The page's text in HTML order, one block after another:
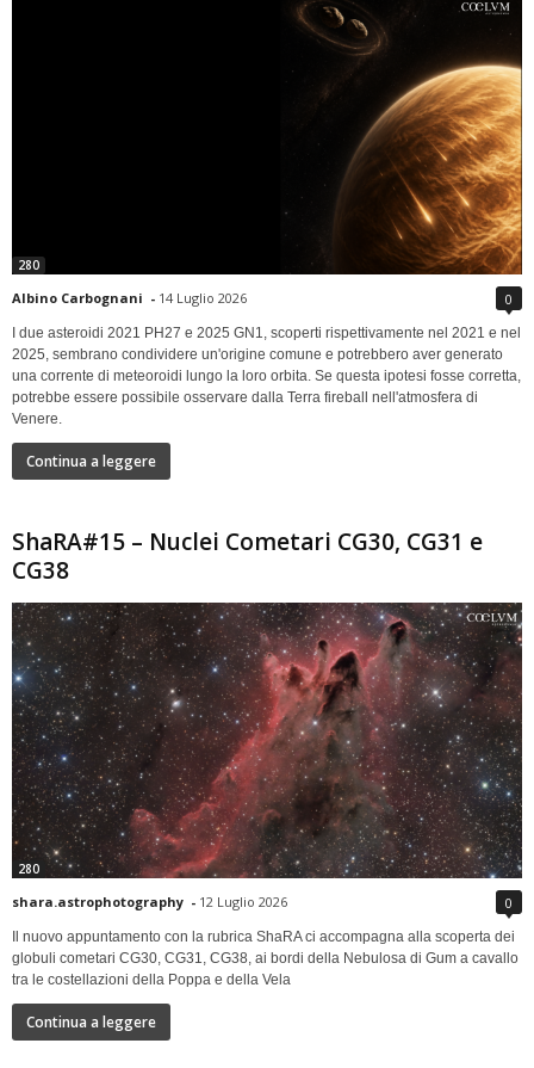
280
Albino Carbognani - 14 Luglio 2026 0
I due asteroidi 2021 PH27 e 2025 GN1, scoperti rispettivamente nel 2021 e nel
2025, sembrano condividere un'origine comune e potrebbero aver generato
una corrente di meteoroidi lungo la loro orbita. Se questa ipotesi fosse corretta,
potrebbe essere possibile osservare dalla Terra fireball nell'atmosfera di
Venere.
Continua a leggere
ShaRA#15 – Nuclei Cometari CG30, CG31 e
CG38
280
shara.astrophotography - 12 Luglio 2026 0
Il nuovo appuntamento con la rubrica ShaRA ci accompagna alla scoperta dei
globuli cometari CG30, CG31, CG38, ai bordi della Nebulosa di Gum a cavallo
tra le costellazioni della Poppa e della Vela
Continua a leggere